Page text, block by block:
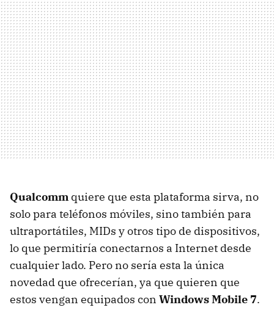
Qualcomm quiere que esta plataforma sirva, no
solo para teléfonos móviles, sino también para
ultraportátiles, MIDs y otros tipo de dispositivos,
lo que permitiría conectarnos a Internet desde
cualquier lado. Pero no sería esta la única
novedad que ofrecerían, ya que quieren que
estos vengan equipados con Windows Mobile 7.